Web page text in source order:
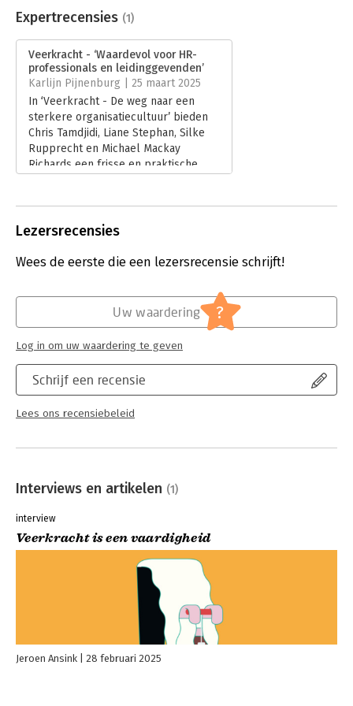
Uitgever:
Business Contact
Verschijningsdatum:
8-10-2024
Hoofdrubriek: Leiderschap
Expertrecensies (1)
Veerkracht - ‘Waardevol voor HR-
professionals en leidinggevenden’
Karlijn Pijnenburg | 25 maart 2025
In ‘Veerkracht - De weg naar een
sterkere organisatiecultuur’ bieden
Chris Tamdjidi, Liane Stephan, Silke
Rupprecht en Michael Mackay
Richards een frisse en praktische
Lezersrecensies
Wees de eerste die een lezersrecensie schrijft!
Schrijf een recensie
Lees ons recensiebeleid
Uw waardering ?
Log in om uw waardering te geven
Interviews en artikelen (1)
interview
Veerkracht is een vaardigheid
Jeroen Ansink 28 februari 2025